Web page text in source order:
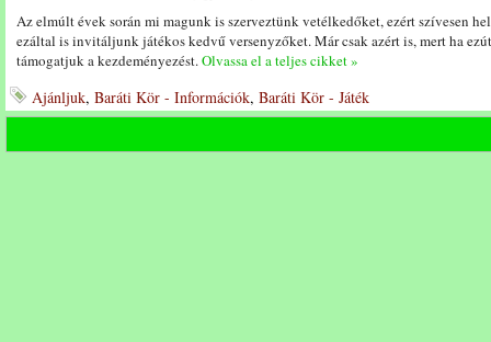
Az elmúlt évek során mi magunk is szerveztünk vetélkedőket, ezért szívesen
ezáltal is invitáljunk játékos kedvű versenyzőket. Már csak azért is, mert ha
támogatjuk a kezdeményezést.Olvassa el a teljes cikket »
Ajánljuk, Baráti Kör - Információk, Baráti Kör - Játék